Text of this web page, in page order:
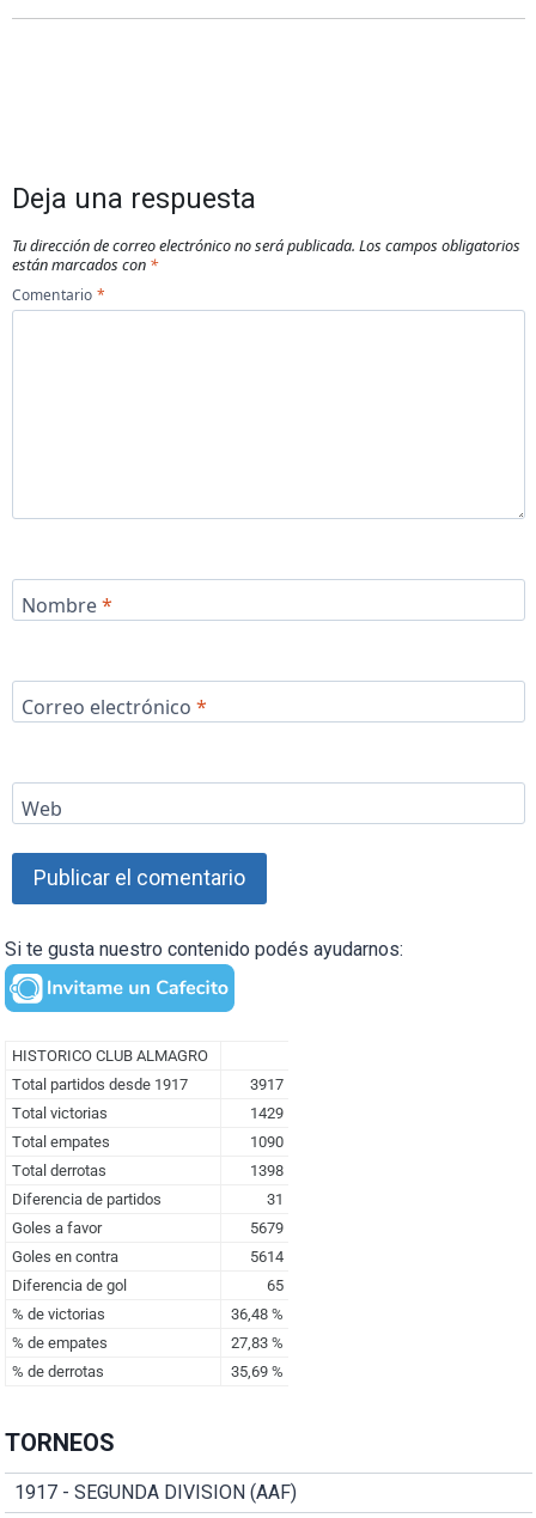
Deja una respuesta
Tu dirección de correo electrónico no será publicada. Los campos obligatorios
están marcados con *
Comentario *
Nombre*
Correo electrónico *
Web
Si te gusta nuestro contenido podés ayudarnos:
TORNEOS
1917 - SEGUNDA DIVISION (AAF)